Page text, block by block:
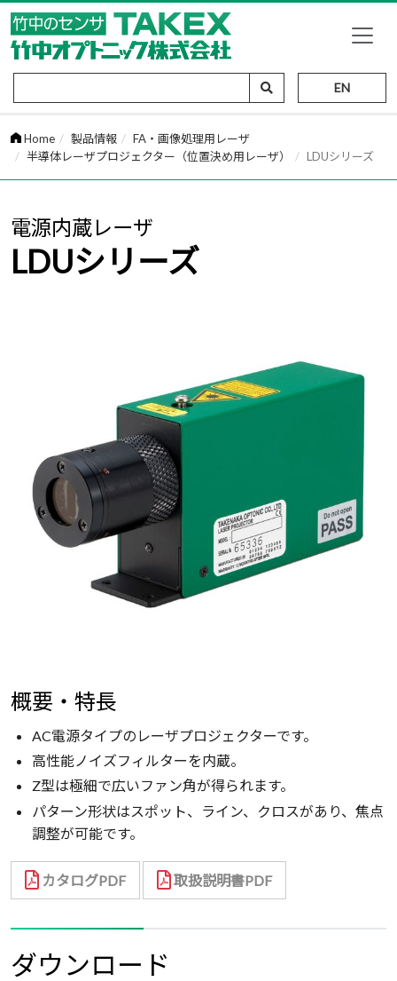
EN
Home 製品情報
FA・画像処理用レーザ
半導体レーザプロジェクター（位置決め用レーザ）
LDUシリーズ
電源内蔵レーザ
LDUシリーズ
概要・特長
AC電源タイプのレーザプロジェクターです。
高性能ノイズフィルターを内蔵。
Z型は極細で広いファン角が得られます。
パターン形状はスポット、ライン、クロスがあり、焦点
調整が可能です。
カタログPDF 取扱説明書PDF
ダウンロード